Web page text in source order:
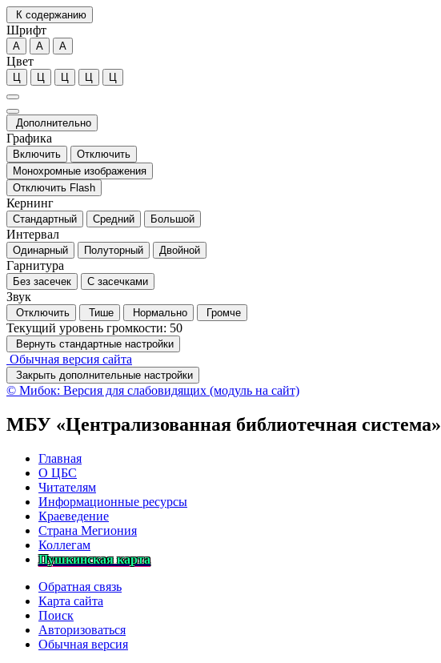
К содержанию
Шрифт
А А А
Цвет
Ц Ц Ц Ц Ц
Дополнительно
Графика
Включить
Отключить
Монохромные изображения
Отключить Flash
Кернинг
Стандартный Средний Большой
Интервал
Одинарный Полуторный Двойной
Гарнитура
Без засечек С засечками
Звук
Отключить Тише Нормально Громче
Текущий уровень громкости: 50
Вернуть стандартные настройки
Обычная версия сайта
Закрыть дополнительные настройки
© Мибок: Версия для слабовидящих (модуль на сайт)
МБУ «Централизованная библиотечная система»
Главная
О ЦБС
Читателям
Информационные ресурсы
Краеведение
Страна Мегиония
Коллегам
Пушкинская карта
Обратная связь
Карта сайта
Поиск
Авторизоваться
Обычная версия